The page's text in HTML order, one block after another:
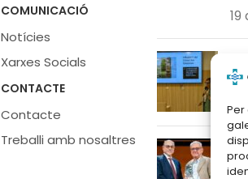
COMUNICACIÓ
Notícies
Xarxes Socials
CONTACTE
Contacte
Treballi amb nosaltres
El